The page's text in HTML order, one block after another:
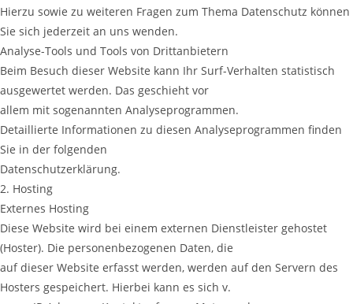
Hierzu sowie zu weiteren Fragen zum Thema Datenschutz können
Sie sich jederzeit an uns wenden.
Analyse-Tools und Tools von Drittanbietern
Beim Besuch dieser Website kann Ihr Surf-Verhalten statistisch
ausgewertet werden. Das geschieht vor
allem mit sogenannten Analyseprogrammen.
Detaillierte Informationen zu diesen Analyseprogrammen finden
Sie in der folgenden
Datenschutzerklärung.
2. Hosting
Externes Hosting
Diese Website wird bei einem externen Dienstleister gehostet
(Hoster). Die personenbezogenen Daten, die
auf dieser Website erfasst werden, werden auf den Servern des
Hosters gespeichert. Hierbei kann es sich v.